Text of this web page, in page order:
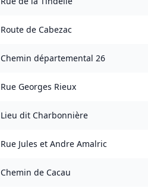
Route de Cabezac
Chemin départemental 26
Rue Georges Rieux
Lieu dit Charbonnière
Rue Jules et Andre Amalric
Chemin de Cacau